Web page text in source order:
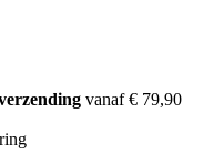
vanaf € 79,90